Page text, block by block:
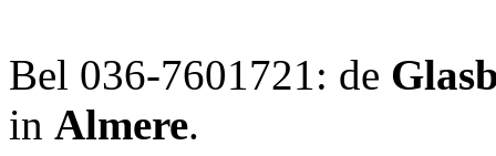
Bel 036-7601721: de
in Almere.